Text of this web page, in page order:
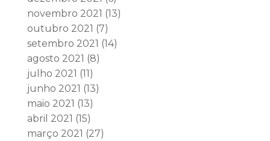
novembro 2021 (13)
outubro 2021 (7)
setembro 2021 (14)
agosto 2021 (8)
julho 2021 (11)
junho 2021 (13)
maio 2021 (13)
abril 2021 (15)
março 2021 (27)